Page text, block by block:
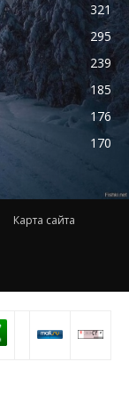
321
295
239
185
176
170
Карта сайта